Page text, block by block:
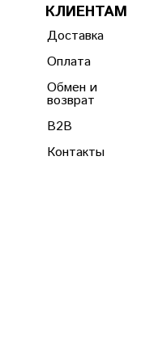
КЛИЕНТАМ
Доставка
Оплата
Обмен и
возврат
B2B
Контакты